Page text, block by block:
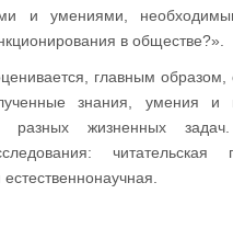
и умениями,
в обществе?».
главным образом,
знания, умения и
разных жизненных
читательская